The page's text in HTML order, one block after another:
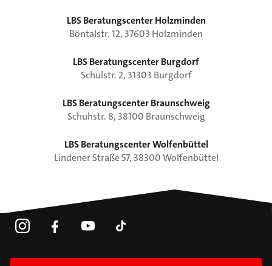
LBS Beratungscenter Holzminden
Böntalstr.12, 37603 Holzminden
LBS Beratungscenter Burgdorf
Schulstr. 2, 31303 Burgdorf
LBS Beratungscenter Braunschweig
Schuhstr. 8, 38100 Braunschweig
LBS Beratungscenter Wolfenbüttel
Lindener Straße 57, 38300Wolfenbüttel